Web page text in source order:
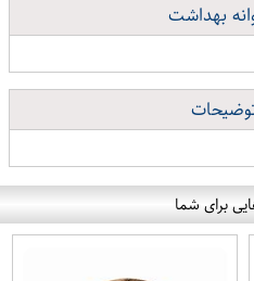
بهداشت
برای شما